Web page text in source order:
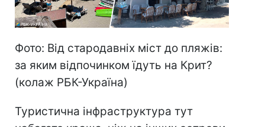
Фото: Від стародавніх міст до пляжів:
за яким відпочинком їдуть на Крит?
(колаж РБК-Україна)
Туристична інфраструктура тут